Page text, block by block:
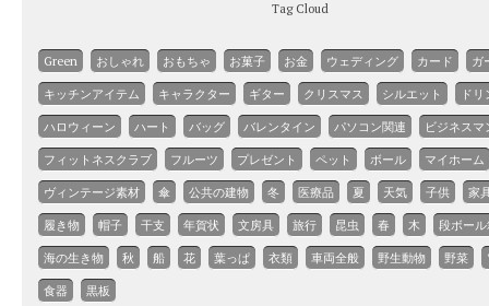
Tag Cloud
Green おしゃれ おもちゃ お菓子 お金 ウェディング カード ガ
キッチンアイテム キャラクター ギター クリスマス シルエット ド
ハロウィーン ハート バッグ バレンタイン パソコン関連 ビジネスマ
フィットネスクラブ フルーツ プレゼント ペット ボール マイホーム
ヴィンテージ素材 傘 公共の建物 冬 医療品 夏 天気 子供 家
履き物 帽子 干支 年賀状 文房具 旅行 昆虫 春 木 段ボー
海の生き物 秋 船 花 葉っぱ 衣類 車両全般 野生動物 野菜
食器 黒板